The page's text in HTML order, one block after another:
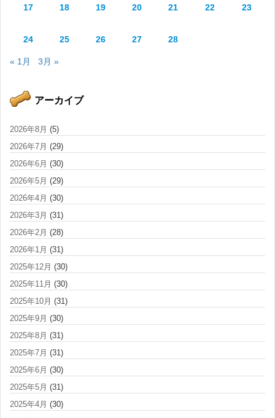
17 18 19 20 21 22 23
24 25 26 27 28
« 1月 3月 »
アーカイブ
2026年8月 (5)
2026年7月 (29)
2026年6月 (30)
2026年5月 (29)
2026年4月 (30)
2026年3月 (31)
2026年2月 (28)
2026年1月 (31)
2025年12月 (30)
2025年11月 (30)
2025年10月 (31)
2025年9月 (30)
2025年8月 (31)
2025年7月 (31)
2025年6月 (30)
2025年5月 (31)
2025年4月 (30)